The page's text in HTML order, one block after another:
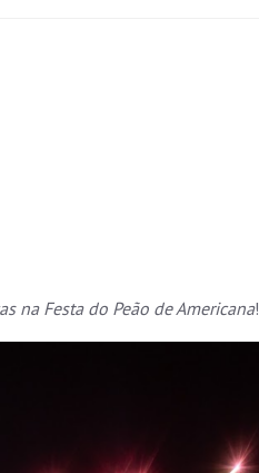
na Festa do Peão de Americana!